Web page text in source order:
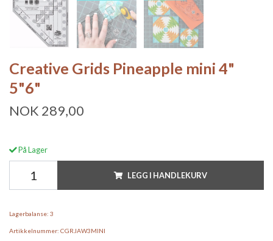
Creative Grids Pineapple mini 4"
5"6"
NOK 289,00
På Lager
LEGG I HANDLEKURV
Lagerbalanse: 3
Artikkelnummer: CGRJAW3MINI